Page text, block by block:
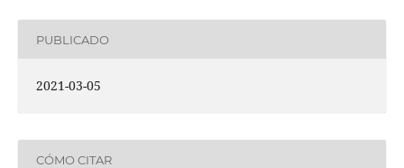
PUBLICADO
2021-03-05
CÓMO CITAR